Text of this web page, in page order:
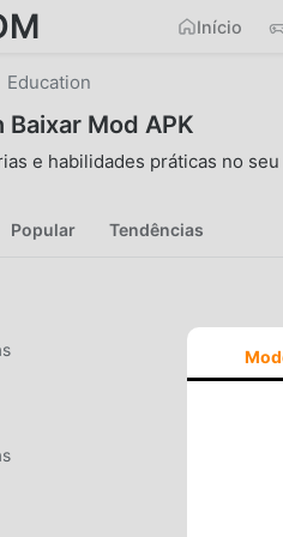
Início
Education
Baixar Mod APK
e habilidades práticas no
Popular Tendências